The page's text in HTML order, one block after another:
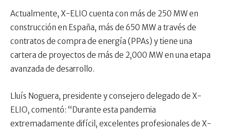
Actualmente, X-ELIO cuenta con más de 250 MW en
construcción en España, más de 650 MW a través de
contratos de compra de energía (PPAs) y tiene una
cartera de proyectos de más de 2,000 MW en una etapa
avanzada de desarrollo.
Lluís Noguera, presidente y consejero delegado de X-
ELIO, comentó: “Durante esta pandemia
extremadamente difícil, excelentes profesionales de X-